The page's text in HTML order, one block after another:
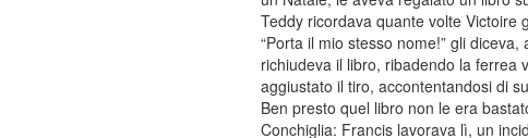
Teddy ricordava quante volte Victoire
“Porta il mio stesso nome!” gli
richiudeva il libro, ribadendo la ferrea
aggiustato il tiro, accontentandosi di
Ben presto quel libro non le era
Conchiglia: Francis lavorava lì, un